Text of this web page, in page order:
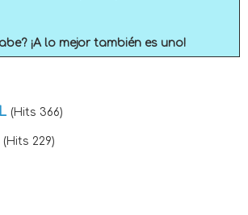
¡A lo mejor también es uno!
(Hits 366)
(Hits 229)